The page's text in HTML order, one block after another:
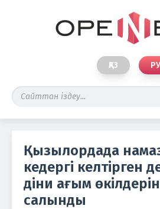
ҚАЗ
Қызылордада
кедергі келтірген
діни ағым
салынды